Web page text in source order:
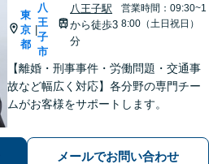
東
京
都
|
八
王
子
市
八王子駅
から徒歩3
分
営業時間：09:30~1
8:00（土日祝日）
【離婚・刑事事件・労働問題・交通事
故など幅広く対応】各分野の専門チー
ムがお客様をサポートします。
メールでお問い合わせ